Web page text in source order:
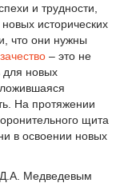
и трудности,
исторических
что они нужны
– это не
для новых
На протяжении
щита
в освоении новых
Медведевым